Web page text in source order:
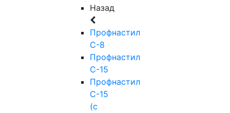
Назад
Профнастил
С-8
Профнастил
С-15
Профнастил
С-15
(с